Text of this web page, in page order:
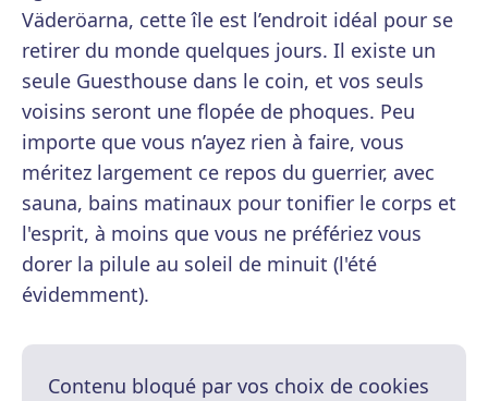
Väderöarna, cette île est l’endroit idéal pour se
retirer du monde quelques jours. Il existe un
seule Guesthouse dans le coin, et vos seuls
voisins seront une flopée de phoques. Peu
importe que vous n’ayez rien à faire, vous
méritez largement ce repos du guerrier, avec
sauna, bains matinaux pour tonifier le corps et
l'esprit, à moins que vous ne préfériez vous
dorer la pilule au soleil de minuit (l'été
évidemment).
Contenu bloqué par vos choix de cookies